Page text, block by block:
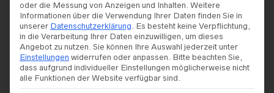
oder die Messung von Anzeigen und Inhalten. Weitere
Informationen über die Verwendung Ihrer Daten finden Sie in
unserer Datenschutzerklärung. Es besteht keine Verpflichtung,
in die Verarbeitung Ihrer Daten einzuwilligen, um dieses
Angebot zu nutzen. Sie können Ihre Auswahl jederzeit unter
Einstellungen widerrufen oder anpassen. Bitte beachten Sie,
dass aufgrund individueller Einstellungen möglicherweise nicht
alle Funktionen der Website verfügbar sind.